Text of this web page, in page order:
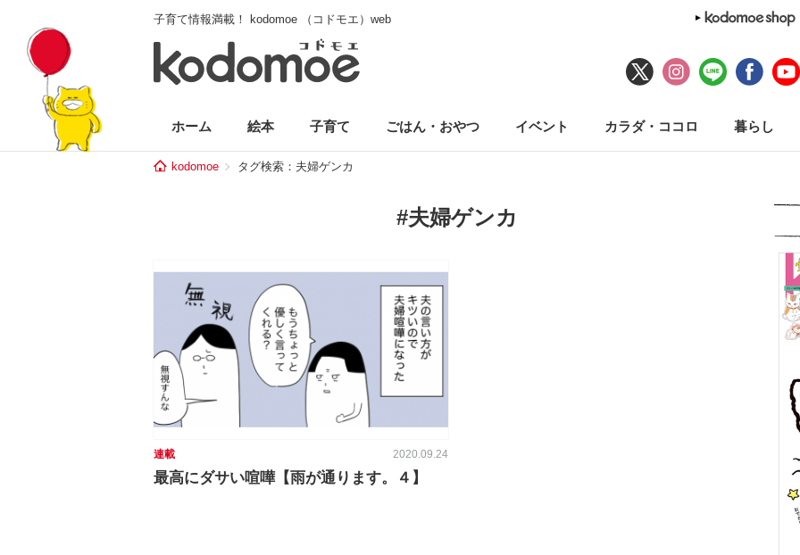
子育て情報満載！ kodomoe （コドモエ）web
ホーム 絵本 子育て ごはん・おやつ イベント カラダ・ココロ 暮らし
kodomoe タグ検索：夫婦ゲンカ
#夫婦ゲンカ
連載 2020.09.24
最高にダサい喧嘩【雨が通ります。４】